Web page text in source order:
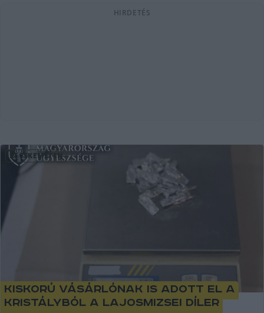
HIRDETÉS
KECSKEMÉTEN
Kiskorú vásárlónak is adott el a
kristályból a lajosmizsei díler